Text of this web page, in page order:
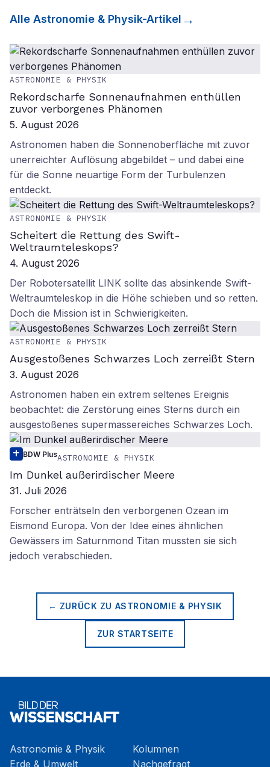
Alle Astronomie & Physik-Artikel
ASTRONOMIE & PHYSIK
Rekordscharfe Sonnenaufnahmen enthüllen
zuvor verborgenes Phänomen
5. August 2026
Astronomen haben die Sonnenoberfläche mit zuvor
unerreichter Auflösung abgebildet – und dabei eine
für die Sonne neuartige Form der Turbulenzen
entdeckt.
ASTRONOMIE & PHYSIK
Scheitert die Rettung des Swift-
Weltraumteleskops?
4. August 2026
Der Robotersatellit LINK sollte das absinkende Swift-
Weltraumteleskop in die Höhe schieben und so retten.
Doch die Mission ist in Schwierigkeiten.
ASTRONOMIE & PHYSIK
Ausgestoßenes Schwarzes Loch zerreißt Stern
3. August 2026
Astronomen haben ein extrem seltenes Ereignis
beobachtet: die Zerstörung eines Sterns durch ein
ausgestoßenes supermassereiches Schwarzes Loch.
BDW PlusASTRONOMIE & PHYSIK
Im Dunkel außerirdischer Meere
31. Juli 2026
Forscher enträtseln den verborgenen Ozean im
Eismond Europa. Von der Idee eines ähnlichen
Gewässers im Saturnmond Titan mussten sie sich
jedoch verabschieden.
← ZURÜCK ZU ASTRONOMIE & PHYSIK
ZUR STARTSEITE
Astronomie & Physik
Erde & Umwelt
Kolumnen
Nachgefragt